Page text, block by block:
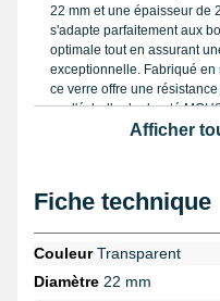
22 mm et une épaisseur de
s'adapte parfaitement aux
optimale tout en assurant
exceptionnelle. Fabriqué
ce verre offre une
sur l'échelle de dureté
les montres de prestige ou
d'utiliser unpied à coulisse,
d'une pièce provenant de
Junghans ou Christopher
Afficher
Fiche technique
CouleurTransparent
Diamètre 22 mm